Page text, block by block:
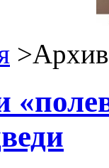
>Архив